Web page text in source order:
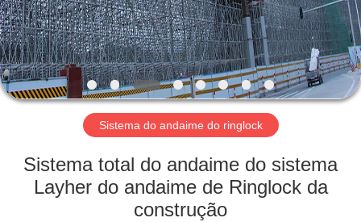
SOBRE
NÓS
TOUR
FÁBRICA
Sistema do andaime do ringlock
Sistema total do andaime do sistema
Layher do andaime de Ringlock da
construção